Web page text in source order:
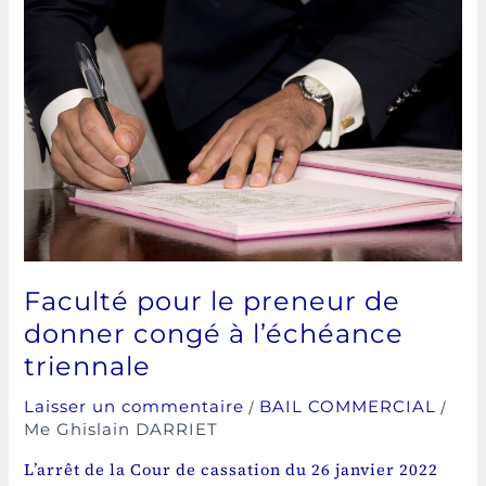
Faculté pour le preneur de
donner congé à l’échéance
triennale
Laisser un commentaire / BAIL COMMERCIAL /
Me Ghislain DARRIET
L’arrêt de la Cour de cassation du 26 janvier 2022
pour
preneur
donner
congé
l’échéance
triennale